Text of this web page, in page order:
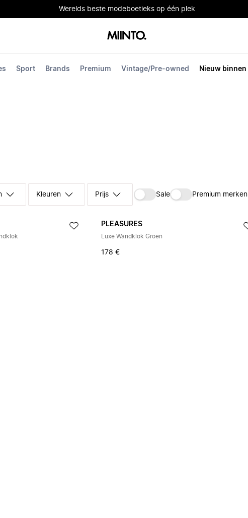
Werelds beste modeboetieks op één plek
Sport Brands Premium Vintage/Pre-owned Nieuw binnen
Kleuren Prijs Sale Premium merken
PLEASURES
Luxe Wandklok Groen
178 €